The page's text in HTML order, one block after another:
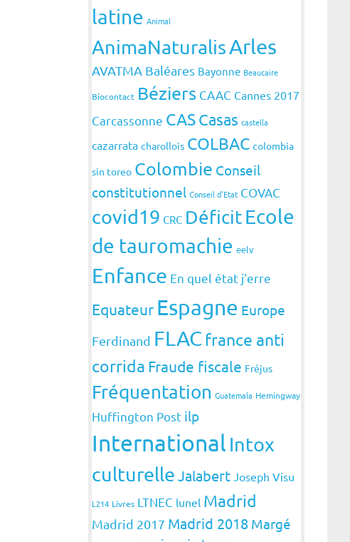
latine Animal
AnimaNaturalisArles
AVATMA Baléares Bayonne Beaucaire
Biocontact Béziers CAAC Cannes 2017
Carcassonne CASCasas castella
cazarrata charollois COLBAC colombia
sin toreo Colombie Conseil
constitutionnel Conseil d'Etat COVAC
covid19 CRC DéficitEcole
de tauromachie eelv
Enfance En quel état j'erre
Equateur Espagne Europe
Ferdinand FLAC france anti
corrida Fraude fiscale Fréjus
Fréquentation Guatemala Hemingway
Huffington Post ilp
International Intox
culturelle Jalabert Joseph Visu
L214 Livres LTNEC lunel Madrid
Madrid 2017 Madrid 2018 Margé